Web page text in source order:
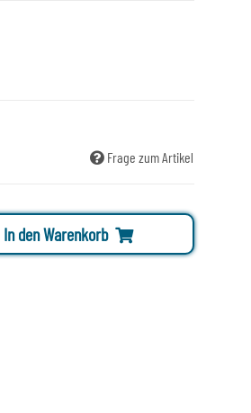
Frage zum Artikel
In den Warenkorb